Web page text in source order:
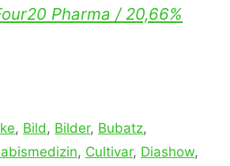
Pharma / 20,66%
, Bild , Bilder, Bubatz,
, Cultivar, Diashow,